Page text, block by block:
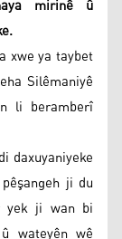
mirinê û
xwe ya taybet
Silêmaniyê
li beramberî
daxuyaniyeke
ji du
yek ji wan bi